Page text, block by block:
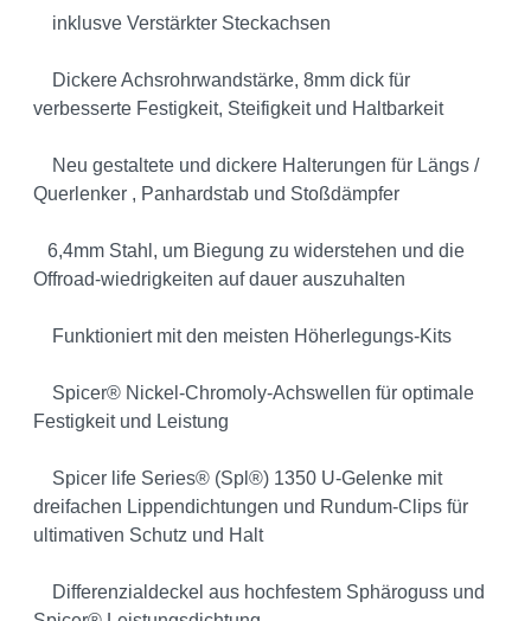
inklusve Verstärkter Steckachsen
Dickere Achsrohrwandstärke, 8mm dick für
verbesserte Festigkeit, Steifigkeit und Haltbarkeit
Neu gestaltete und dickere Halterungen für Längs /
Querlenker , Panhardstab und Stoßdämpfer
6,4mm Stahl, um Biegung zu widerstehen und die
Offroad-wiedrigkeiten auf dauer auszuhalten
Funktioniert mit den meisten Höherlegungs-Kits
Spicer® Nickel-Chromoly-Achswellen für optimale
Festigkeit und Leistung
Spicer life Series® (Spl®) 1350 U-Gelenke mit
dreifachen Lippendichtungen und Rundum-Clips für
ultimativen Schutz und Halt
Differenzialdeckel aus hochfestem Sphäroguss und